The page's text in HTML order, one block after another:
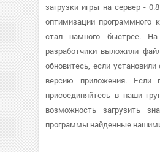
загрузки игры на сервер -
оптимизации программного
стал намного быстрее.
разработчики выложили
обновитесь, если
версию приложения. Если
присоединяйтесь в наши
возможность загрузить
программы найденные